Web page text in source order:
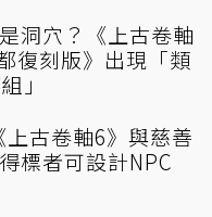
洞穴？《上古卷軸
復刻版》出現「類
」
古卷軸6》與慈善
標者可設計NPC